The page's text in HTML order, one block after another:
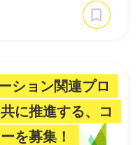
ション関連プロ
に推進する、コ
を募集！